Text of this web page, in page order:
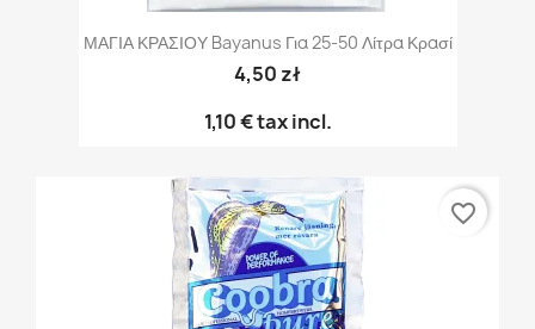
ΜΑΓΙΑ ΚΡΑΣΙΟΥ Bayanus Για 25-50 Λίτρα Κρασί
4,50 zł
1,10 €tax incl.
favorite_border